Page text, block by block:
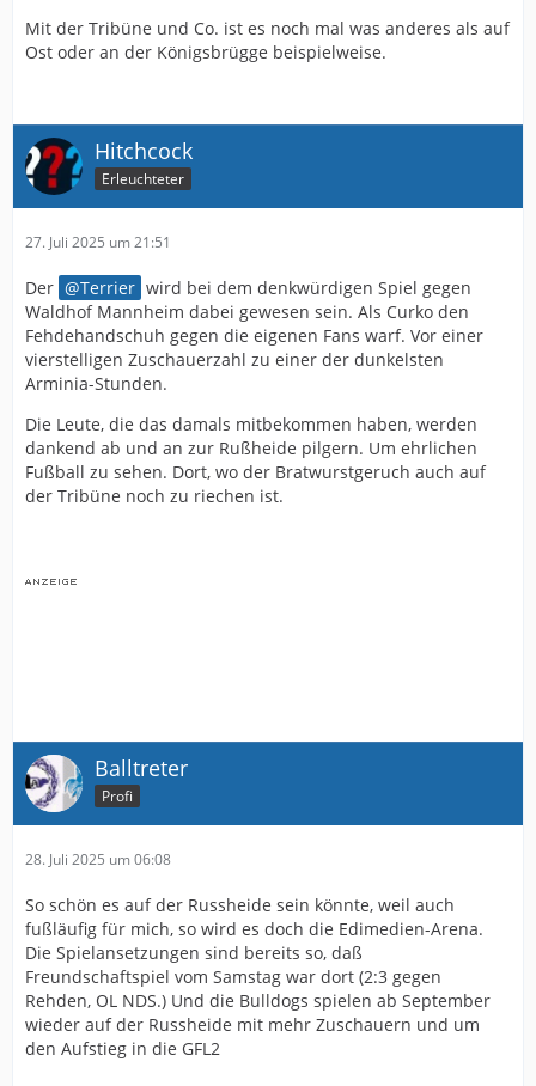
Mit der Tribüne und Co. ist es noch mal was anderes als auf
Ost oder an der Königsbrügge beispielweise.
Hitchcock
Erleuchteter
27. Juli 2025 um 21:51
Der Terrier wird bei dem denkwürdigen Spiel gegen
Waldhof Mannheim dabei gewesen sein. Als Curko den
Fehdehandschuh gegen die eigenen Fans warf. Vor einer
vierstelligen Zuschauerzahl zu einer der dunkelsten
Arminia-Stunden.
Die Leute, die das damals mitbekommen haben, werden
dankend ab und an zur Rußheide pilgern. Um ehrlichen
Fußball zu sehen. Dort, wo der Bratwurstgeruch auch auf
der Tribüne noch zu riechen ist.
Balltreter
Profi
28. Juli 2025 um 06:08
So schön es auf der Russheide sein könnte, weil auch
fußläufig für mich, so wird es doch die Edimedien-Arena.
Die Spielansetzungen sind bereits so, daß
Freundschaftspiel vom Samstag war dort (2:3 gegen
Rehden, OL NDS.) Und die Bulldogs spielen ab September
wieder auf der Russheide mit mehr Zuschauern und um
den Aufstieg in die GFL2